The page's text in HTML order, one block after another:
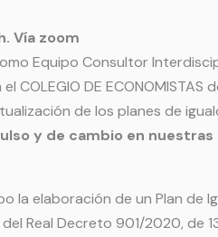
Vía zoom
Equipo Consultor
COLEGIO DE
de los planes de
y de cambio en
la elaboración de un Plan
Real Decreto 901/2020, de